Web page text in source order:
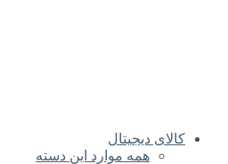
کالای دیجیتال
همه موارد این دسته